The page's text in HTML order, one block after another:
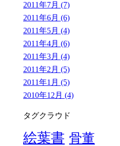
2011年7月 (7)
2011年6月 (6)
2011年5月 (4)
2011年4月 (6)
2011年3月 (4)
2011年2月 (5)
2011年1月 (5)
2010年12月 (4)
タグクラウド
絵葉書 骨董